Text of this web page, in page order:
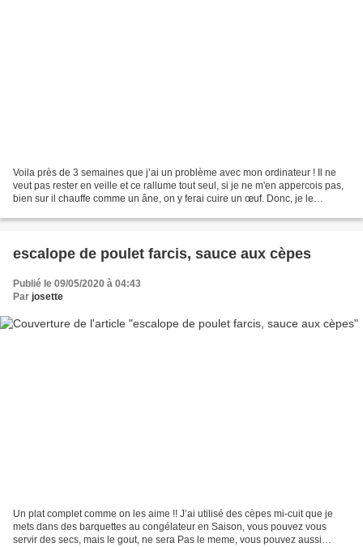
Voila près de 3 semaines que j’ai un problème avec mon ordinateur ! Il ne
veut pas rester en veille et ce rallume tout seul, si je ne m'en appercois pas,
bien sur il chauffe comme un âne, on y ferai cuire un œuf. Donc, je le
escalope de poulet farcis, sauce aux cèpes
Publié le 09/05/2020 à 04:43
Par josette
Un plat complet comme on les aime !! J’ai utilisé des cèpes mi-cuit que je
mets dans des barquettes au congélateur en Saison, vous pouvez vous
servir des secs, mais le gout, ne sera Pas le meme, vous pouvez aussi